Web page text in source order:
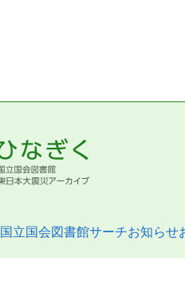
国立国会図書館サーチお知らせ